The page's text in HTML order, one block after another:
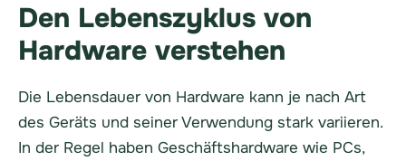
Den Lebenszyklus von
Hardware verstehen
Die Lebensdauer von Hardware kann je nach Art
des Geräts und seiner Verwendung stark variieren.
In der Regel haben Geschäftshardware wie PCs,